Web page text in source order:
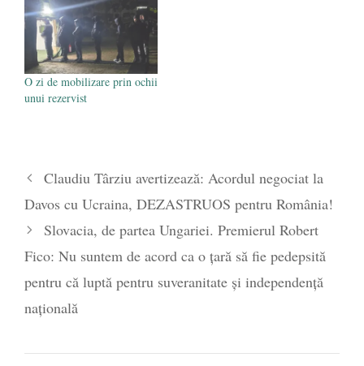
O zi de mobilizare prin ochii
unui rezervist
Claudiu Târziu avertizează: Acordul negociat la
Davos cu Ucraina, DEZASTRUOS pentru România!
Slovacia, de partea Ungariei. Premierul Robert
Fico: Nu suntem de acord ca o țară să fie pedepsită
pentru că luptă pentru suveranitate și independență
națională